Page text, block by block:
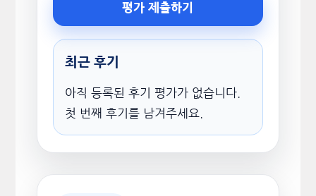
평가 제출하기
최근 후기
아직 등록된 후기 평가가 없습니다.
첫 번째 후기를 남겨주세요.